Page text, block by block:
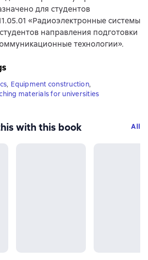
для студентов
«Радиоэлектронные системы
направления подготовки
технологии».
, Equipment construction,
materials for universities
with this book All